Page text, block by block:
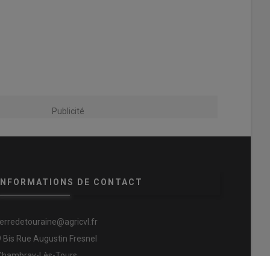
Publicité
DE CONTACT
Bis Rue Augustin Fresnel